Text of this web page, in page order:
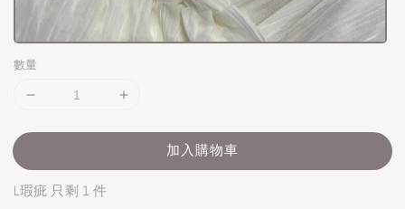
數量
加入購物車
L瑕疵 只剩 1 件